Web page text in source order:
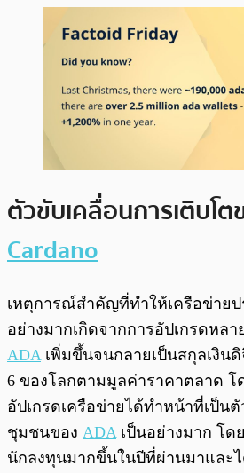
ตัวขับเคลื่อนการเติบโต
Cardano
เหตุการณ์สำคัญที่ทำให้เครือข่ายป
อย่างมากเกิดจากการอัปเกรดหล
ADA เพิ่มขึ้นจนกลายเป็นสกุลเงิน
6 ของโลกตามมูลค่าราคาตลาด โ
อัปเกรดเครือข่ายได้ทำหน้าที่เป็นตั
ชุมชนของ ADA เป็นอย่างมาก โด
นักลงทุนมากขึ้นในปีที่ผ่านมาและ